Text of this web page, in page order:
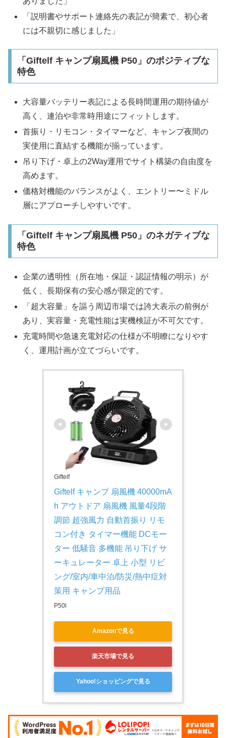
「説明書やサポート連絡先の表記が簡素で、初心者
には不親切に感じました」
「Giftelf キャンプ扇風機 P50」のポジティブな
特色
大容量バッテリー表記による長時間運用の期待値が
高く、連泊や非常時用途にフィットします。
首振り・リモコン・タイマーなど、キャンプ夜間の
実使用に直結する機能が揃っています。
吊り下げ・卓上の2Way運用でサイト構築の自由度を
高めます。
価格対機能のバランスがよく、エントリー〜ミドル
層にアプローチしやすいです。
「Giftelf キャンプ扇風機 P50」のネガティブな
特色
企業の透明性（所在地・保証・認証情報の明示）が
低く、長期保有の安心感が限定的です。
「超大容量」を謳う周辺市場では誇大表示の前例が
あり、実容量・充電性能は実機検証が不可欠です。
充電時間や急速充電対応の仕様が不明瞭になりやす
く、運用計画が立てづらいです。
Giftelf
Giftelf キャンプ 扇風機 40000mA
h アウトドア 扇風機 風量4段階
調節 超強風力 自動首振り リモ
コン付き タイマー機能 DCモー
ター 低騒音 多機能 吊り下げ サ
ーキュレーター 卓上 小型 リビ
ング/室内/車中泊/防災/熱中症対
策用 キャンプ用品
P50l
Amazonで見る
楽天市場で見る
Yahoo!ショッピングで見る